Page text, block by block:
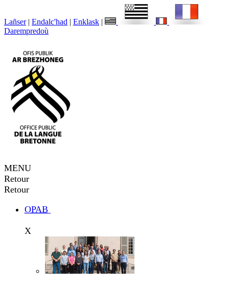
Lañser | Endalc'had | Enklask |
Darempredoù
MENU
Retour
Retour
OPAB
X